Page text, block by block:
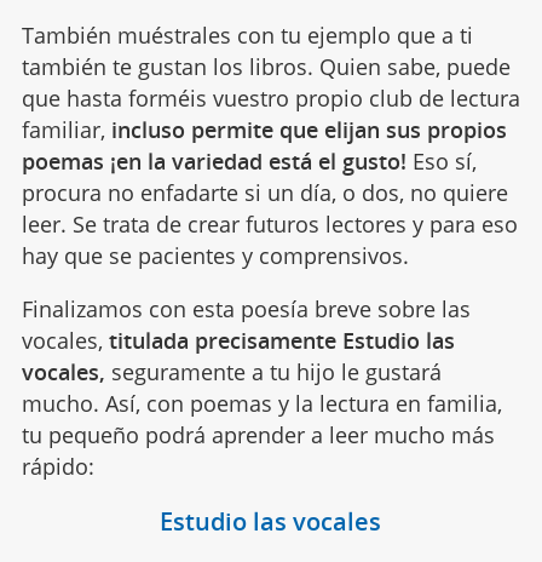
También muéstrales con tu ejemplo que a ti
también te gustan los libros. Quien sabe, puede
que hasta forméis vuestro propio club de lectura
familiar, incluso permite que elijan sus propios
poemas ¡en la variedad está el gusto! Eso sí,
procura no enfadarte si un día, o dos, no quiere
leer. Se trata de crear futuros lectores y para eso
hay que se pacientes y comprensivos.
Finalizamos con esta poesía breve sobre las
vocales, titulada precisamente Estudio las
vocales, seguramente a tu hijo le gustará
mucho. Así, con poemas y la lectura en familia,
tu pequeño podrá aprender a leer mucho más
rápido:
Estudio las vocales